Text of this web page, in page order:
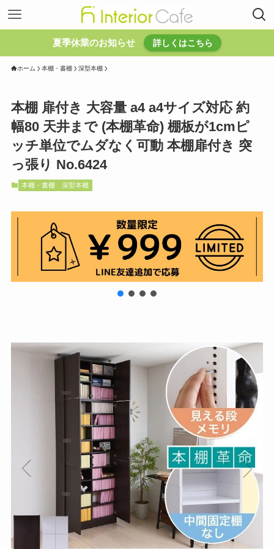
夏季休業のお知らせ 詳しくはこちら
ホーム 本棚・書棚 深型本棚
本棚 扉付き 大容量 a4 a4サイズ対応 約
幅80 天井まで (本棚革命) 棚板が1cmピ
ッチ単位でムダなく可動 本棚扉付き 突
っ張り No.6424
本棚・書棚 深型本棚